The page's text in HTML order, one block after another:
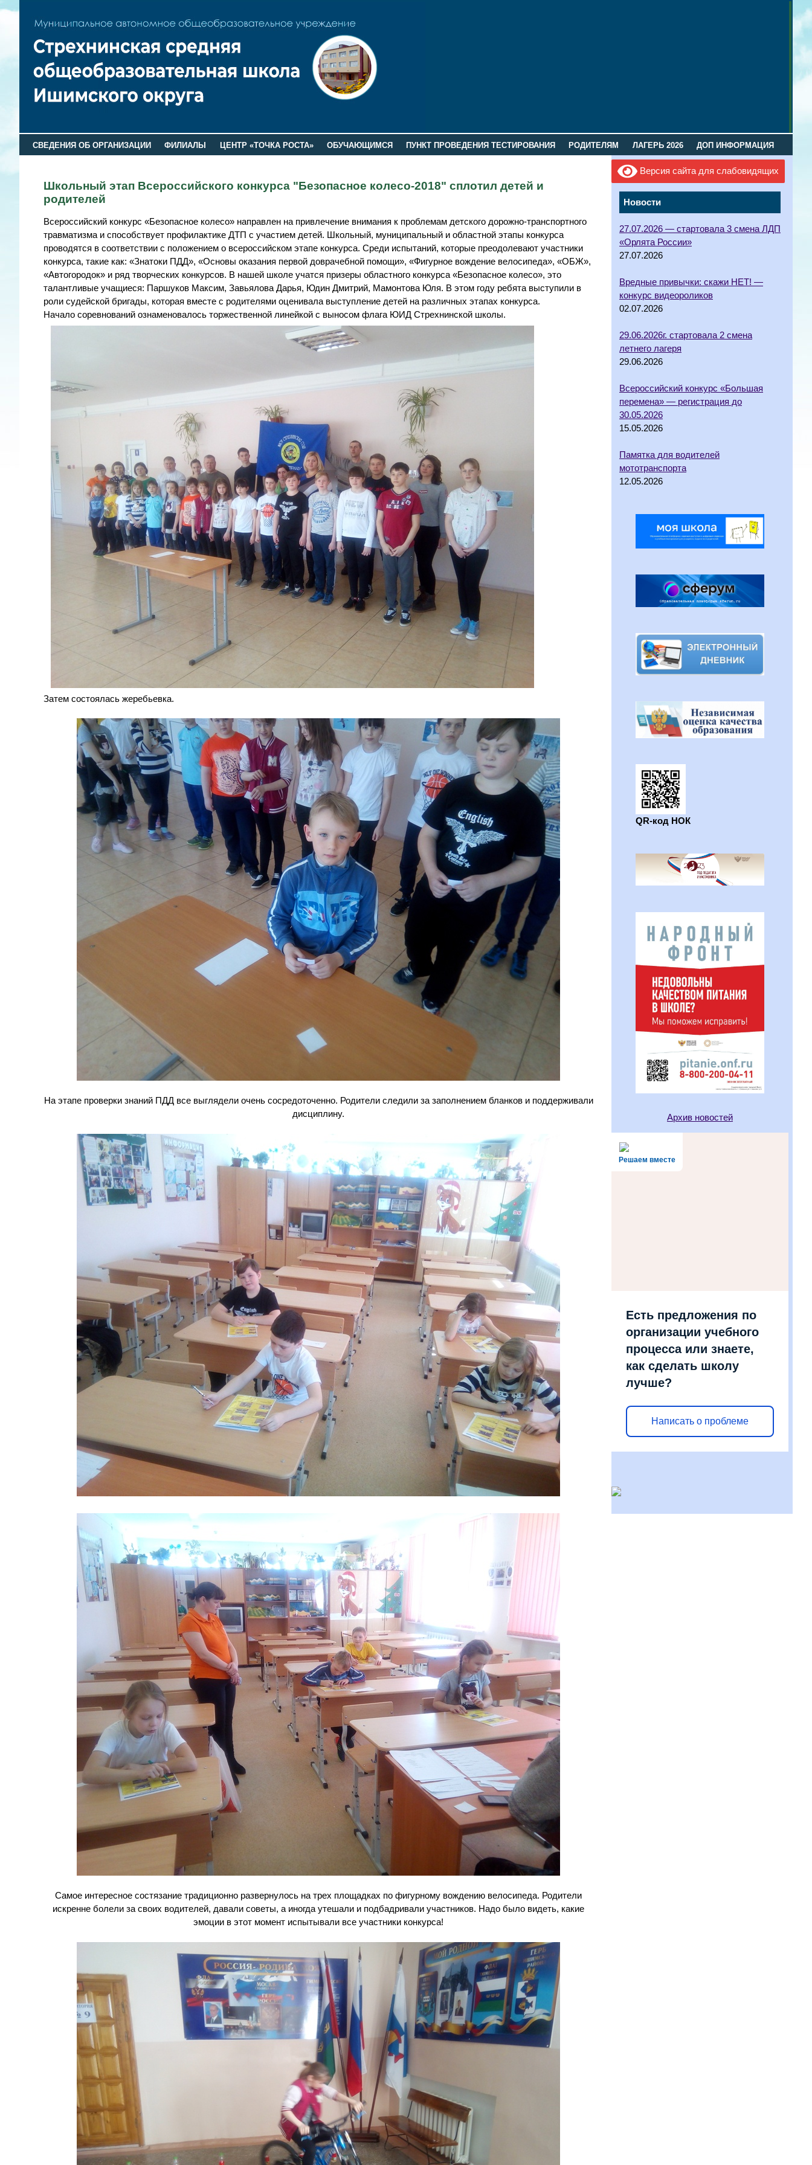
СВЕДЕНИЯ ОБ ОРГАНИЗАЦИИ ФИЛИАЛЫ ЦЕНТР «ТОЧКА РОСТА» ОБУЧАЮЩИМСЯ ПУНКТ ПРОВЕДЕНИЯ ТЕСТИРОВАНИЯ РОДИТЕЛЯМ ЛАГЕРЬ 2026 ДОП ИНФОРМАЦИЯ
Версия сайта для слабовидящих
Новости
27.07.2026 — стартовала 3 смена ЛДП
«Орлята России»
27.07.2026
Вредные привычки: скажи НЕТ! —
конкурс видеороликов
02.07.2026
29.06.2026г. стартовала 2 смена
летнего лагеря
29.06.2026
Всероссийский конкурс «Большая
перемена» — регистрация до
30.05.2026
15.05.2026
Памятка для водителей
мототранспорта
12.05.2026
QR-код НОК
Архив новостей
Решаем вместе
Есть предложения по
организации учебного
процесса или знаете,
как сделать школу
лучше?
Написать о проблеме
Школьный этап Всероссийского конкурса "Безопасное колесо-2018" сплотил детей и
родителей
Всероссийский конкурс «Безопасное колесо» направлен на привлечение внимания к проблемам детского дорожно-транспортного
травматизма и способствует профилактике ДТП с участием детей. Школьный, муниципальный и областной этапы конкурса
проводятся в соответствии с положением о всероссийском этапе конкурса. Среди испытаний, которые преодолевают участники
конкурса, такие как: «Знатоки ПДД», «Основы оказания первой доврачебной помощи», «Фигурное вождение велосипеда», «ОБЖ»,
«Автогородок» и ряд творческих конкурсов. В нашей школе учатся призеры областного конкурса «Безопасное колесо», это
талантливые учащиеся: Паршуков Максим, Завьялова Дарья, Юдин Дмитрий, Мамонтова Юля. В этом году ребята выступили в
роли судейской бригады, которая вместе с родителями оценивала выступление детей на различных этапах конкурса.
Начало соревнований ознаменовалось торжественной линейкой с выносом флага ЮИД Стрехнинской школы.
Затем состоялась жеребьевка.
На этапе проверки знаний ПДД все выглядели очень сосредоточенно. Родители следили за заполнением бланков и поддерживали
дисциплину.
Самое интересное состязание традиционно развернулось на трех площадках по фигурному вождению велосипеда. Родители
искренне болели за своих водителей, давали советы, а иногда утешали и подбадривали участников. Надо было видеть, какие
эмоции в этот момент испытывали все участники конкурса!